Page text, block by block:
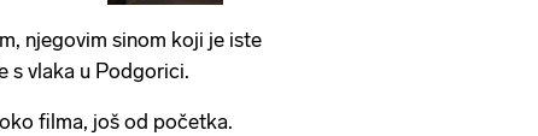
njegovim sinom koji je iste
s vlaka u Podgorici.
filma, još od početka.